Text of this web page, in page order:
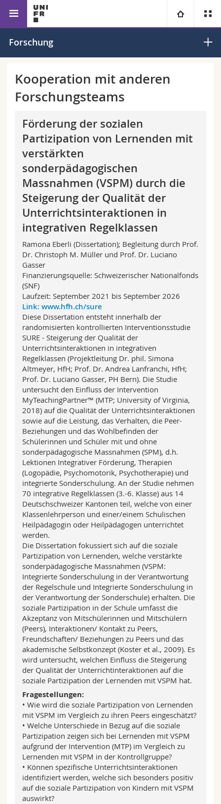
Universität
Campus
Forschung
Universität
Weiterbildung
Theologische Fak.
Rechtswissenschaftliche Fak.
Wirtschafts- und Sozialwissenschaftliche Fak.
Philosophische Fak.
Fak. für Erziehungs- und Bildungswissenschaften
Math.-Nat. und Med. Fak.
Interfakultär
Informationen für
Studieninteressierte
Studierende
Medien
Forschende
Mitarbeitende
Doktorierende
Ressourcen
Personenverzeichnis
Bibliotheken
Webmail
Vorlesungsverzeichnis
MyUnifr
Fakultät für Erziehungs- und Bildungs­
Sonderpädagogik
Forschung
Kooperation mit anderen
Forschungsteams
Förderung der sozialen
Partizipation von Lernenden mit
verstärkten
sonderpädagogischen
Massnahmen (VSPM) durch die
Steigerung der Qualität der
Unterrichtsinteraktionen in
integrativen Regelklassen
Ramona Eberli (Dissertation); Begleitung durch Prof.
Dr. Christoph M. Müller und Prof. Dr. Luciano
Gasser
Finanzierungsquelle: Schweizerischer Nationalfonds
(SNF)
Laufzeit: September 2021 bis September 2026
Link: www.hfh.ch/sure
Diese Dissertation entsteht innerhalb der
randomisierten kontrollierten Interventionsstudie
SURE - Steigerung der Qualität der
Unterrichtsinteraktionen in integrativen
Regelklassen (Projektleitung Dr. phil. Simona
Altmeyer, HfH; Prof. Dr. Andrea Lanfranchi, HfH;
Prof. Dr. Luciano Gasser, PH Bern). Die Studie
untersucht den Einfluss der Intervention
MyTeachingPartner™ (MTP; University of Virginia,
2018) auf die Qualität der Unterrichtsinteraktionen
sowie auf die Leistung, das Verhalten, die Peer-
Beziehungen und das Wohlbefinden der
Schülerinnen und Schüler mit und ohne
sonderpädagogische Massnahmen (SPM), d.h.
Lektionen Integrativer Förderung, Therapien
(Logopädie, Psychomotorik, Psychotherapie) und
integrierte Sonderschulung. An der Studie nehmen
70 integrative Regelklassen (3.-6. Klasse) aus 14
Deutschschweizer Kantonen teil, welche von einer
Klassenlehrperson und einer/einem Schulischen
Heilpädagogin oder Heilpädagogen unterrichtet
werden.
Die Dissertation fokussiert sich auf die soziale
Partizipation von Lernenden, welche verstärkte
sonderpädagogische Massnahmen (VSPM:
Integrierte Sonderschulung in der Verantwortung
der Regelschule und Integrierte Sonderschulung in
der Verantwortung der Sonderschule) erhalten. Die
soziale Partizipation in der Schule umfasst die
Akzeptanz von Mitschülerinnen und Mitschülern
(Peers), Interaktionen/ Kontakt zu Peers,
Freundschaften/ Beziehungen zu Peers und das
akademische Selbstkonzept (Koster et al., 2009). Es
wird untersucht, welchen Einfluss die Steigerung
der Qualität der Unterrichtinteraktionen auf die
soziale Partizipation der Lernenden mit VSPM hat.
Fragestellungen:
• Wie wird die soziale Partizipation von Lernenden
mit VSPM im Vergleich zu ihren Peers eingeschätzt?
• Welche Unterschiede in Bezug auf die soziale
Partizipation zeigen sich bei Lernenden mit VSPM
aufgrund der Intervention (MTP) im Vergleich zu
Lernenden mit VSPM in der Kontrollgruppe?
• Können spezifische Unterrichtsinteraktionen
identifiziert werden, welche sich besonders positiv
auf die soziale Partizipation von Kindern mit VSPM
auswirkt?